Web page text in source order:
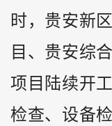
时，贵安新
目、贵安综
项目陆续开
检查、设备